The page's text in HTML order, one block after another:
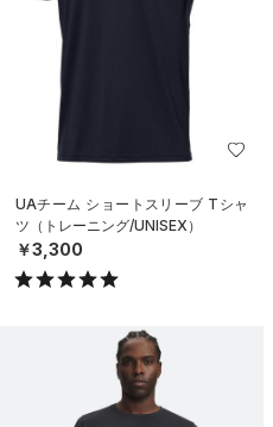
UAチーム ショートスリーブ Tシャ
ツ（トレーニング/UNISEX）
￥3,300